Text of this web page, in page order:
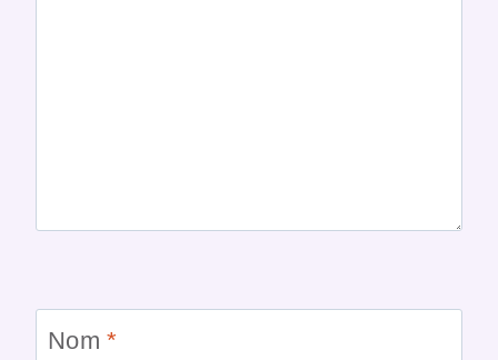
Nom*